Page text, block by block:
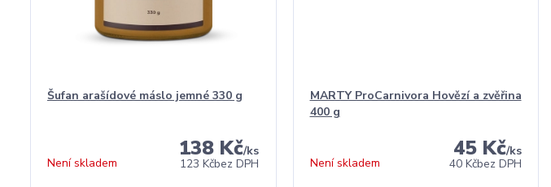
Šufan arašídové máslo jemné 330 g
138 Kč/ks
123 Kčbez DPH
Není skladem
MARTY ProCarnivora Hovězí a zvěřina
400 g
45 Kč/ks
40 Kčbez DPH
Není skladem